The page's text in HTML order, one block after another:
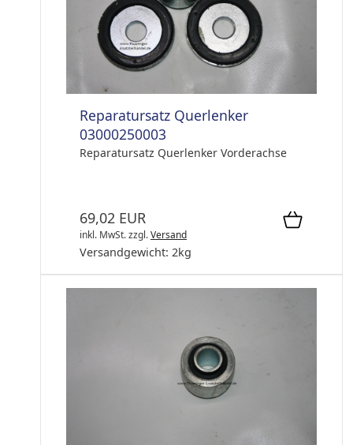
Reparatursatz Querlenker
03000250003
Reparatursatz Querlenker Vorderachse
69,02 EUR
inkl. MwSt.zzgl.Versand
Versandgewicht: 2kg